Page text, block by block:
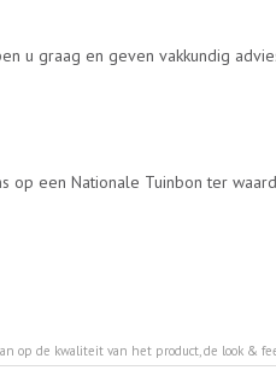
u graag en geven vakkundig
op een Nationale Tuinbon ter
op de kwaliteit van het product, de look &